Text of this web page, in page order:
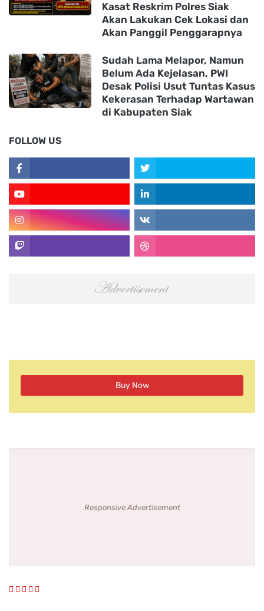
Kasat Reskrim Polres Siak
Akan Lakukan Cek Lokasi dan
Akan Panggil Penggarapnya
Sudah Lama Melapor, Namun
Belum Ada Kejelasan, PWI
Desak Polisi Usut Tuntas Kasus
Kekerasan Terhadap Wartawan
di Kabupaten Siak
FOLLOW US
Buy Now
Responsive Advertisement